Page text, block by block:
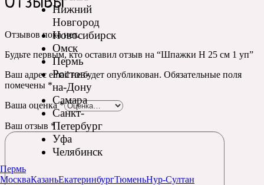
Нижний
Новгород
Новосибирск
Омск
Пермь
Ростов-
на-Дону
Самара
Санкт-
Петербург
Уфа
Челябинск
Пермь
МоскваКазаньЕкатеринбургТюменьНур-Султан
Отзывов пока нет.
Будьте первым, кто оставил отзыв на “Шпажки H 25 см 1 уп”
Ваш адрес email не будет опубликован. Обязательные поля
помечены *
Ваша оценка*
Ваш отзыв *